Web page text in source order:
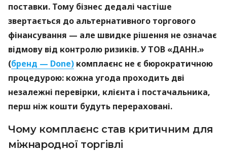
поставки. Тому бізнес дедалі частіше
звертається до альтернативного торгового
фінансування — але швидке рішення не означає
відмову від контролю ризиків. У ТОВ «ДАНН.»
(бренд — Done) комплаєнс не є бюрократичною
процедурою: кожна угода проходить дві
незалежні перевірки, клієнта і постачальника,
перш ніж кошти будуть перераховані.
Чому комплаєнс став критичним для
міжнародної торгівлі